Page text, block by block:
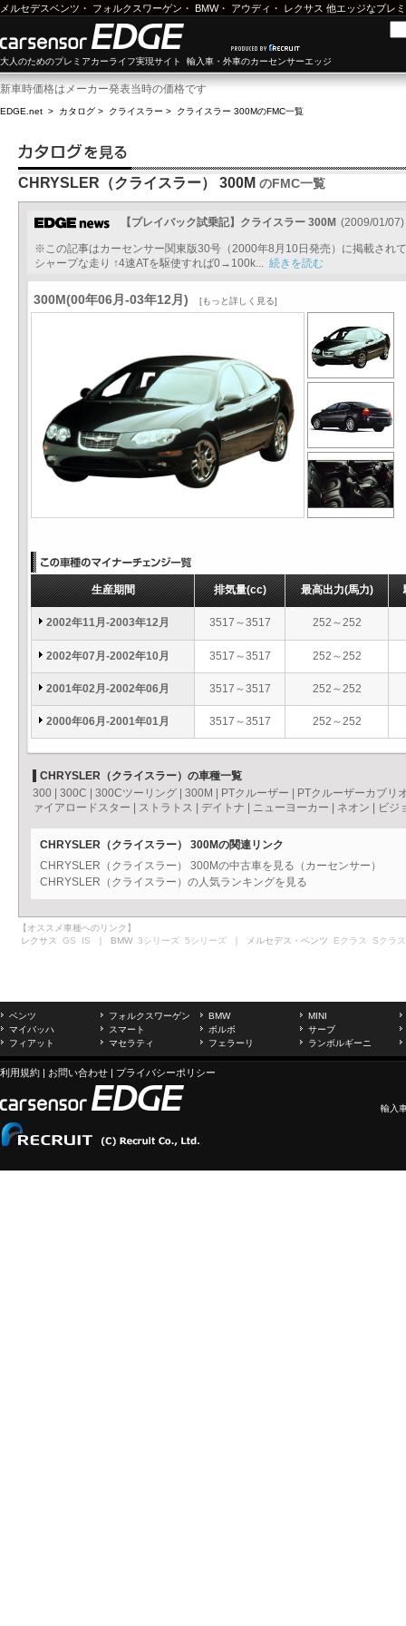
メルセデスベンツ ・ フォルクスワーゲン ・ BMW・ アウディ ・ レクサス 他エッジなプレ
大人のためのプレミアカーライフ実現サイト 輸入車・外車のカーセンサーエッジ
新車時価格はメーカー発表当時の価格です
EDGE.net > カタログ > クライスラー > クライスラー 300MのFMC一覧
CHRYSLER（クライスラー） 300M のFMC一覧
【プレイバック試乗記】クライスラー 300M (2009/01/07)
※この記事はカーセンサー関東版30号（2000年8月10日発売）に掲載され
シャープな走り ↑4速ATを駆使すれば0→100k... 続きを読む
300M(00年06月-03年12月) [もっと詳しく見る]
生産期間 排気量(cc) 最高出力(馬力)
2002年11月-2003年12月 3517～3517 252～252
2002年07月-2002年10月 3517～3517 252～252
2001年02月-2002年06月 3517～3517 252～252
2000年06月-2001年01月 3517～3517 252～252
CHRYSLER（クライスラー）の車種一覧
300
300C 300Cツーリング 300M PTクルーザー
PTクルーザーカブリ
ァイアロードスター
ストラトス デイトナ ニューヨーカー ネオン ビジ
CHRYSLER（クライスラー） 300Mの関連リンク
CHRYSLER（クライスラー） 300Mの中古車を見る（カーセンサー）
CHRYSLER（クライスラー）の人気ランキングを見る
【オススメ車種へのリンク】
レクサス GS IS ｜ BMW 3シリーズ 5シリーズ ｜ メルセデス・ベンツ Eクラス Sクラス
ベンツ フォルクスワーゲン BMW
MINI
マイバッハ
スマート ボルボ
サーブ
フィアット
マセラティ フェラーリ ランボルギーニ
利用規約 | お問い合わせ | プライバシーポリシー
輸入